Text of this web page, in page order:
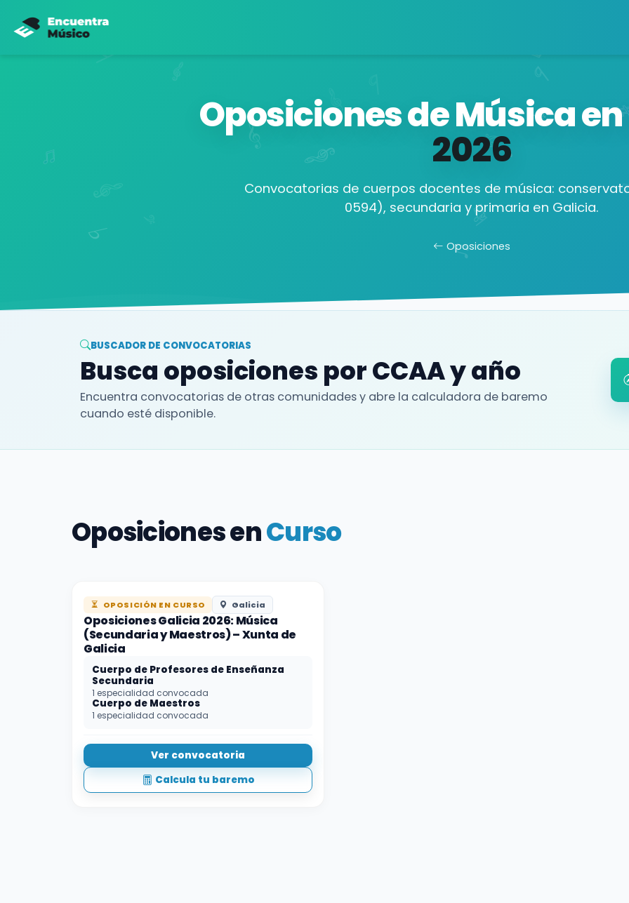
Oposiciones de Música en
2026
Convocatorias de cuerpos docentes de música:
0594), secundaria y primaria en Galicia.
Oposiciones
BUSCADOR DE CONVOCATORIAS
Busca oposiciones por CCAA y año
Encuentra convocatorias de otras comunidades y abre la calculadora de baremo
cuando esté disponible.
Oposiciones enCurso
OPOSICIÓN EN CURSO Galicia
Oposiciones Galicia 2026: Música
(Secundaria y Maestros) – Xunta de
Galicia
Cuerpo de Profesores de Enseñanza
Secundaria
1 especialidad convocada
Cuerpo de Maestros
1 especialidad convocada
Ver convocatoria
Calcula tu baremo